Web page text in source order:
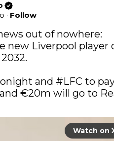
· Follow
out of nowhere:
new Liverpool player
and #LFC to
€20m will go to
Watch on